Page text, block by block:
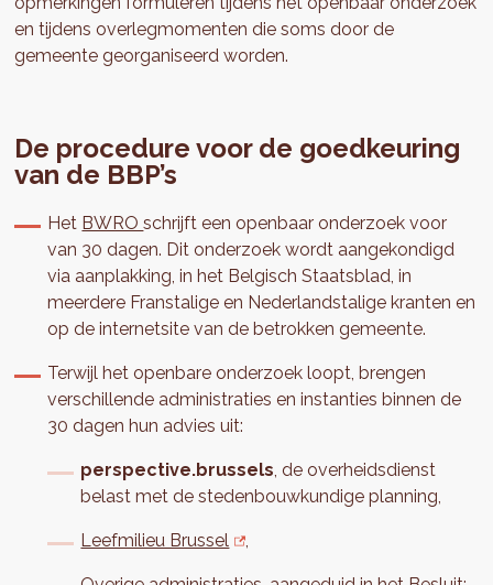
en tijdens overlegmomenten die soms door de
gemeente georganiseerd worden.
De procedure voor de goedkeuring
van de BBP’s
Het BWROschrijft een openbaar onderzoek voor
van 30 dagen. Dit onderzoek wordt aangekondigd
via aanplakking, in het Belgisch Staatsblad, in
meerdere Franstalige en Nederlandstalige kranten en
op de internetsite van de betrokken gemeente.
Terwijl het openbare onderzoek loopt, brengen
verschillende administraties en instanties binnen de
30 dagen hun advies uit:
perspective.brussels , de overheidsdienst
belast met de stedenbouwkundige planning,
Leefmilieu Brussel